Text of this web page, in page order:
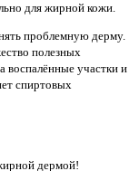
для жирной кожи.
проблемную дерму.
полезных
воспалённые участки и
спиртовых
дермой!